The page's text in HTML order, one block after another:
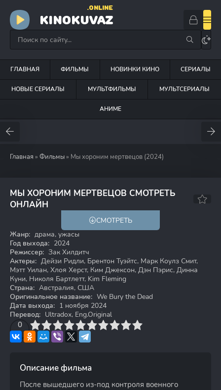
KINOKUVAZ
.ONLINE
ГЛАВНАЯ ФИЛЬМЫ НОВИНКИ КИНО СЕРИАЛЫ
НОВЫЕ СЕРИАЛЫ МУЛЬТФИЛЬМЫ МУЛЬТСЕРИАЛЫ
АНИМЕ
Главная » Фильмы » Мы хороним мертвецов (2024)
МЫ ХОРОНИМ МЕРТВЕЦОВ СМОТРЕТЬ
ОНЛАЙН
5.7
СМОТРЕТЬ
Жанр: драма, ужасы
Год выхода: 2024
Режиссер: Зак Хилдитч
Актеры: Дейзи Ридли, Брентон Туэйтс, Марк Коулз Смит,
Мэтт Уилан, Хлоя Херст, Ким Джексон, Дэн Пэрис, Динна
Куни, Николя Бартлетт, Kim Fleming
Страна: Австралия, США
Оригинальное название: We Bury the Dead
Дата выхода: 1 ноября 2024
Перевод: Ultradox, Eng.Original
0
4 6 7 8 9 10
Описание фильма
После вышедшего из-под контроля военного